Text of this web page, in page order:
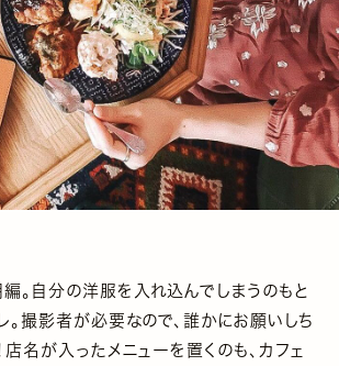
。自分の洋服を入れ込んでしまうのもと
。撮影者が必要なので、誰かにお願いしち
店名が入ったメニューを置くのも、カフェ